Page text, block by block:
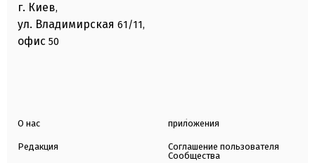
г. Киев,
ул. Владимирская 61/11,
офис 50
О нас
Редакция
приложения
Соглашение пользователя
Сообщества